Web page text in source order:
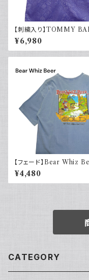
【刺繍入り】TOMMY
MA トミーバハマ オープン
ーシャツ シルク100％ 開
着 アメカジ パープル
¥6,980
【フェード】Bear Whiz
プリントTシャツ 両面プリ
ックプリント 古着 XL
RT COLORS コンフォー
¥4,480
CATEGORY